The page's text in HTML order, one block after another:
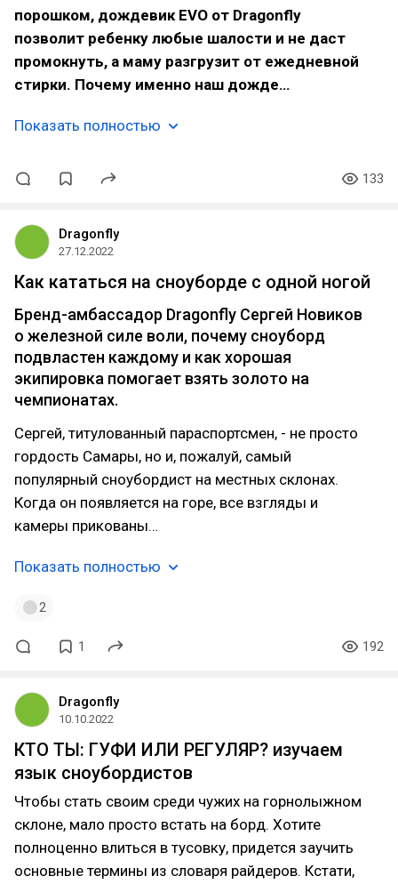
порошком, дождевик EVO от Dragonfly
позволит ребенку любые шалости и не даст
промокнуть, а маму разгрузит от ежедневной
стирки. Почему именно наш дожде…
Показать полностью
133
Dragonfly
27.12.2022
Как кататься на сноуборде с одной ногой
Бренд-амбассадор Dragonfly Сергей Новиков
о железной силе воли, почему сноуборд
подвластен каждому и как хорошая
экипировка помогает взять золото на
чемпионатах.
Сергей, титулованный параспортсмен, - не просто
гордость Самары, но и, пожалуй, самый
популярный сноубордист на местных склонах.
Когда он появляется на горе, все взгляды и
камеры прикованы…
Показать полностью
2
1 192
Dragonfly
10.10.2022
КТО ТЫ: ГУФИ ИЛИ РЕГУЛЯР? изучаем
язык сноубордистов
Чтобы стать своим среди чужих на горнолыжном
склоне, мало просто встать на борд. Хотите
полноценно влиться в тусовку, придется заучить
основные термины из словаря райдеров. Кстати,